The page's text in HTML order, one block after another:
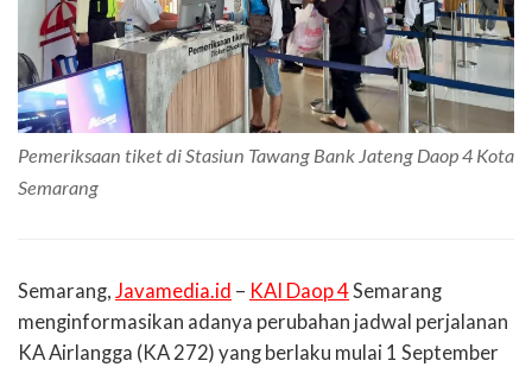
Pemeriksaan tiket di Stasiun Tawang Bank Jateng Daop 4 Kota
Semarang
Semarang, Javamedia.id – KAI Daop 4Semarang
menginformasikan adanya perubahan jadwal perjalanan
KA Airlangga (KA 272) yang berlaku mulai 1 September